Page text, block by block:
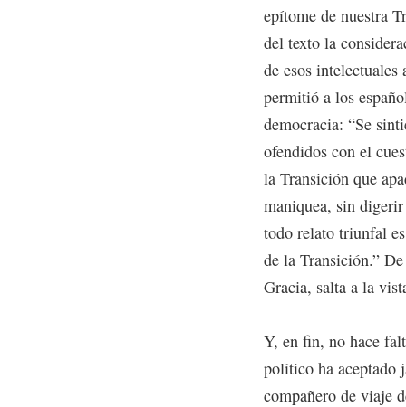
epítome de nuestra
del texto la
de esos
permitió a los
democracia: “Se
ofendidos con el
la Transición que
maniquea, sin
todo relato triunfal
de la Transición.”
Gracia, salta a la
Y, en fin, no hace
político ha aceptado
compañero de viaje